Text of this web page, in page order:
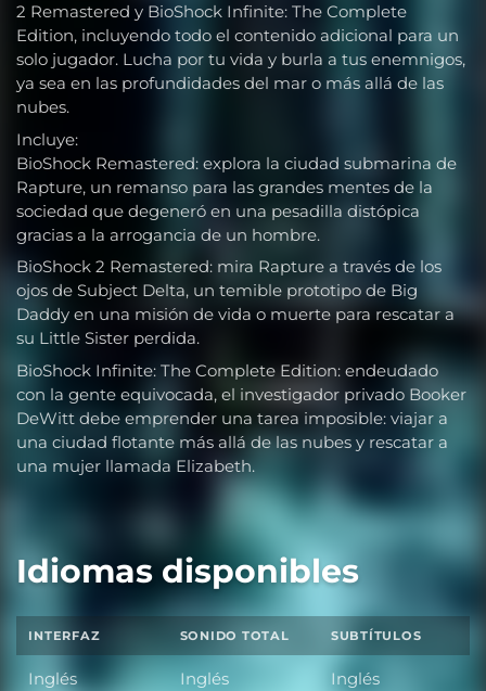
2 Remastered y BioShock Infinite: The Complete
Edition, incluyendo todo el contenido adicional para un
solo jugador. Lucha por tu vida y burla a tus enemnigos,
ya sea en las profundidades del mar o más allá de las
nubes.
Incluye:
BioShock Remastered: explora la ciudad submarina de
Rapture, un remanso para las grandes mentes de la
sociedad que degeneró en una pesadilla distópica
gracias a la arrogancia de un hombre.
BioShock 2 Remastered: mira Rapture a través de los
ojos de Subject Delta, un temible prototipo de Big
Daddy en una misión de vida o muerte para rescatar a
su Little Sister perdida.
BioShock Infinite: The Complete Edition: endeudado
con la gente equivocada, el investigador privado Booker
DeWitt debe emprender una tarea imposible: viajar a
una ciudad flotante más allá de las nubes y rescatar a
una mujer llamada Elizabeth.
Idiomas disponibles
INTERFAZ SONIDO TOTAL SUBTÍTULOS
Inglés Inglés Inglés